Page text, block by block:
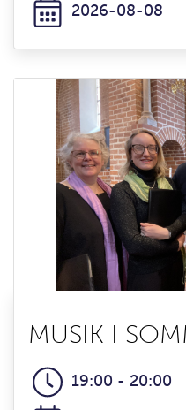
2026-08-08
MUSIK I
19:00 - 20:00